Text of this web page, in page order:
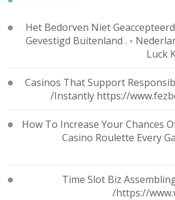
Het Bedorven Niet
Gevestigd Buitenland . ◦
Luck
Casinos That Support
Instantly https://
How To Increase Your Chances
Casino Roulette Every
Time Slot Biz
https://